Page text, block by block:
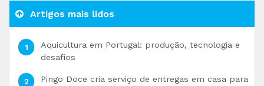
Artigos mais lidos
Aquicultura em Portugal: produção, tecnologia e
desafios
Pingo Doce cria serviço de entregas em casa para